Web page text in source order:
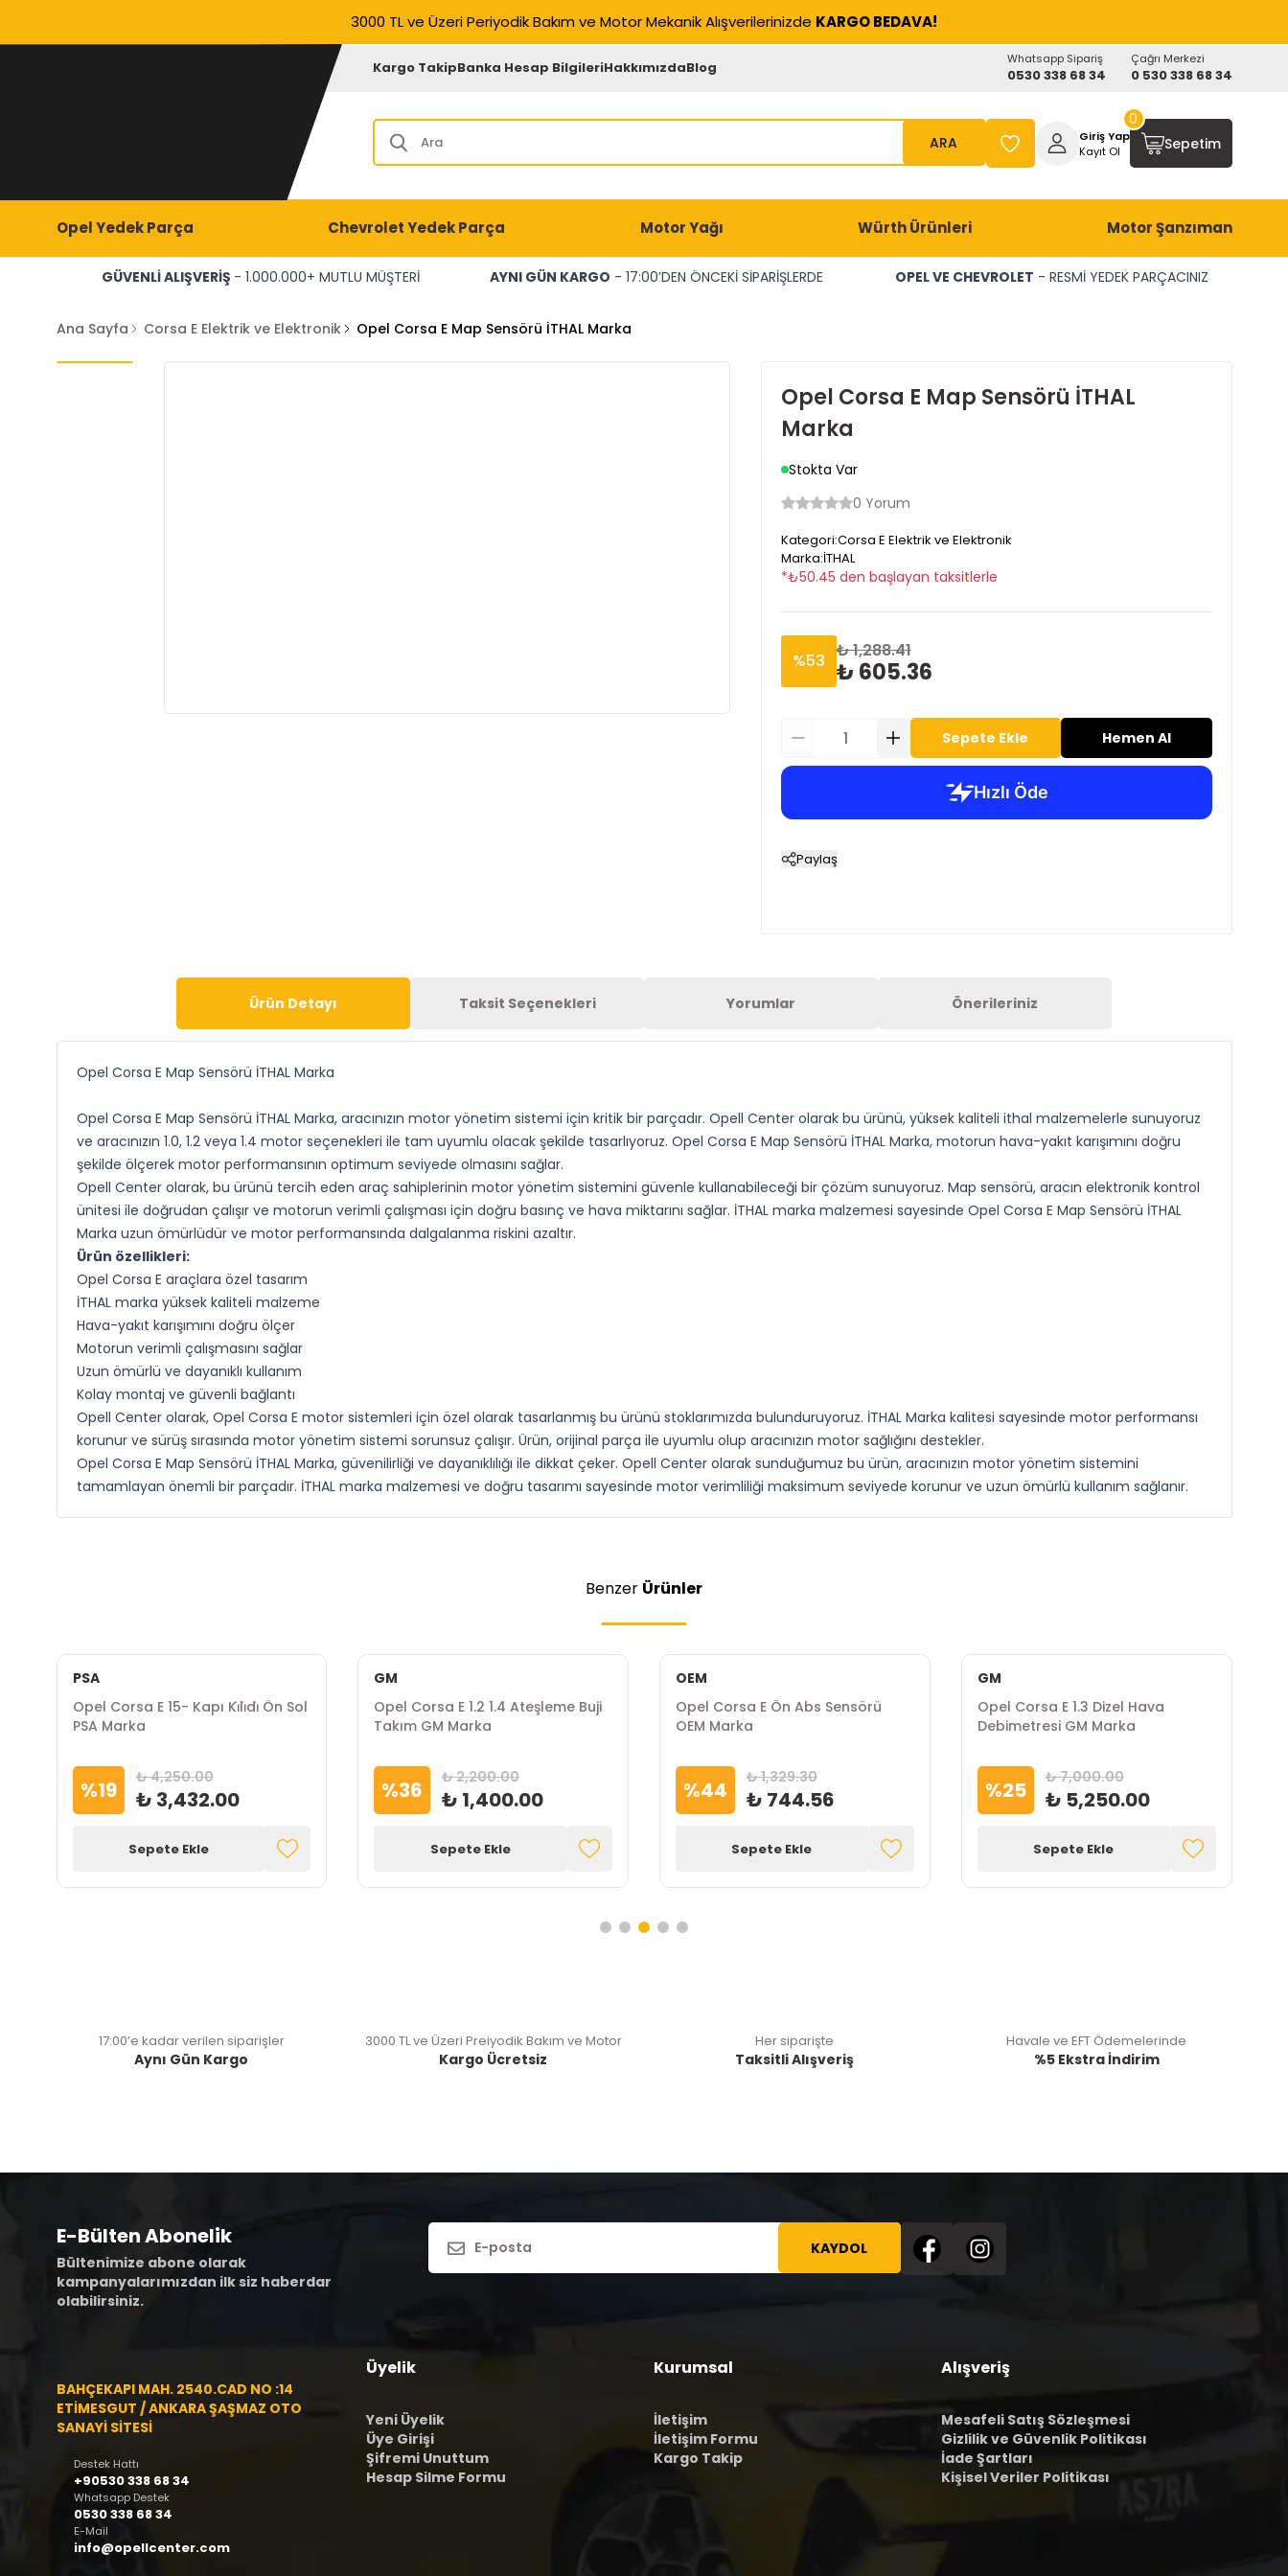
3000 TL ve Üzeri Periyodik Bakım ve Motor Mekanik Alışverilerinizde KARGO BEDAVA!
Kargo TakipBanka Hesap BilgileriHakkımızdaBlog Whatsapp Sipariş
0530 338 68 34
Çağrı Merkezi
0 530 338 68 34
ARA
Giriş Yap
Kayıt Ol
Sepetim
0
Opel Yedek Parça Chevrolet Yedek Parça Motor Yağı Würth Ürünleri Motor Şanzıman
GÜVENLİ ALIŞVERİŞ - 1.000.000+ MUTLU MÜŞTERİ AYNI GÜN KARGO - 17:00’DEN ÖNCEKİ SİPARİŞLERDE OPEL VE CHEVROLET - RESMİ YEDEK PARÇACINIZ
Ana Sayfa Corsa E Elektrik ve Elektronik Opel Corsa E Map Sensörü İTHAL Marka
Opel Corsa E Map Sensörü İTHAL
Marka
Stokta Var
0 Yorum
Kategori:Corsa E Elektrik ve Elektronik
Marka:İTHAL
*₺50.45 den başlayan taksitlerle
%53 ₺ 1,288.41
₺ 605.36
Sepete Ekle Hemen Al
Paylaş
Ürün Detayı Taksit Seçenekleri Yorumlar Önerileriniz
Opel Corsa E Map Sensörü İTHAL Marka
Opel Corsa E Map Sensörü İTHAL Marka, aracınızın motor yönetim sistemi için kritik bir parçadır. Opell Center olarak bu ürünü, yüksek kaliteli ithal malzemelerle sunuyoruz
ve aracınızın 1.0, 1.2 veya 1.4 motor seçenekleri ile tam uyumlu olacak şekilde tasarlıyoruz. Opel Corsa E Map Sensörü İTHAL Marka, motorun hava-yakıt karışımını doğru
şekilde ölçerek motor performansının optimum seviyede olmasını sağlar.
Opell Center olarak, bu ürünü tercih eden araç sahiplerinin motor yönetim sistemini güvenle kullanabileceği bir çözüm sunuyoruz. Map sensörü, aracın elektronik kontrol
ünitesi ile doğrudan çalışır ve motorun verimli çalışması için doğru basınç ve hava miktarını sağlar. İTHAL marka malzemesi sayesinde Opel Corsa E Map Sensörü İTHAL
Marka uzun ömürlüdür ve motor performansında dalgalanma riskini azaltır.
Ürün özellikleri:
Opel Corsa E araçlara özel tasarım
İTHAL marka yüksek kaliteli malzeme
Hava-yakıt karışımını doğru ölçer
Motorun verimli çalışmasını sağlar
Uzun ömürlü ve dayanıklı kullanım
Kolay montaj ve güvenli bağlantı
Opell Center olarak, Opel Corsa E motor sistemleri için özel olarak tasarlanmış bu ürünü stoklarımızda bulunduruyoruz. İTHAL Marka kalitesi sayesinde motor performansı
korunur ve sürüş sırasında motor yönetim sistemi sorunsuz çalışır. Ürün, orijinal parça ile uyumlu olup aracınızın motor sağlığını destekler.
Opel Corsa E Map Sensörü İTHAL Marka, güvenilirliği ve dayanıklılığı ile dikkat çeker. Opell Center olarak sunduğumuz bu ürün, aracınızın motor yönetim sistemini
tamamlayan önemli bir parçadır. İTHAL marka malzemesi ve doğru tasarımı sayesinde motor verimliliği maksimum seviyede korunur ve uzun ömürlü kullanım sağlanır.
Benzer Ürünler
PSA
Opel Corsa E 15- Kapı Ki̇li̇di̇ Ön Sol
PSA Marka
%19 ₺ 4,250.00
₺ 3,432.00
Sepete Ekle
GM
Opel Corsa E 1.2 1.4 Ateşleme Buji
Takım GM Marka
%36 ₺ 2,200.00
₺ 1,400.00
Sepete Ekle
OEM
Opel Corsa E Ön Abs Sensörü
OEM Marka
%44 ₺ 1,329.30
₺ 744.56
Sepete Ekle
GM
Opel Corsa E 1.3 Dizel Hava
Debimetresi GM Marka
%25 ₺ 7,000.00
₺ 5,250.00
Sepete Ekle
17:00’e kadar verilen siparişler
Aynı Gün Kargo
3000 TL ve Üzeri Preiyodik Bakım ve Motor
Kargo Ücretsiz
Her siparişte
Taksitli Alışveriş
Havale ve EFT Ödemelerinde
%5 Ekstra İndirim
E-Bülten Abonelik
Bültenimize abone olarak
kampanyalarımızdan ilk siz haberdar
olabilirsiniz.
KAYDOL
BAHÇEKAPI MAH. 2540.CAD NO :14
ETİMESGUT / ANKARA ŞAŞMAZ OTO
SANAYİ SİTESİ
Destek Hattı
+90530 338 68 34
Whatsapp Destek
0530 338 68 34
E-Mail
info@opellcenter.com
Üyelik
Yeni Üyelik
Üye Girişi
Şifremi Unuttum
Hesap Silme Formu
Kurumsal
İletişim
İletişim Formu
Kargo Takip
Alışveriş
Mesafeli Satış Sözleşmesi
Gizlilik ve Güvenlik Politikası
İade Şartları
Kişisel Veriler Politikası